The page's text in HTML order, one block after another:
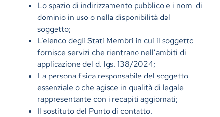
Lo spazio di indirizzamento pubblico e i nomi di
dominio in uso o nella disponibilità del
soggetto;
L’elenco degli Stati Membri in cui il soggetto
fornisce servizi che rientrano nell’ambiti di
applicazione del d. lgs. 138/2024;
La persona fisica responsabile del soggetto
essenziale o che agisce in qualità di legale
rappresentante con i recapiti aggiornati;
Il sostituto del Punto di contatto.